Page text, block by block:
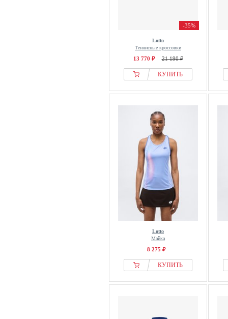
-35%
Lotto
Теннисные кроссовки
13 770 ₽ 21 190 ₽
КУПИТЬ
Lotto
Майка
8 275 ₽
КУПИТЬ